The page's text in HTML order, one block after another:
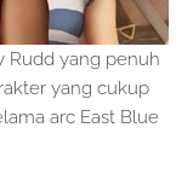
Rudd yang penuh
yang cukup
arc East Blue